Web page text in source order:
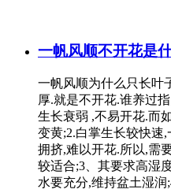
一帆风顺不开花是
一帆风顺为什么只长叶
厚.就是不开花.谁养过
生长衰弱 ,不易开花.而
变黄;2.白掌生长较快速
拥挤,难以开花.所以,需
较适合;3、其要求高湿
水要充分,维持盆土湿